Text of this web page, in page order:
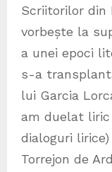
Scriitorilor din
vorbește la
a unei epoci
s-a
lui Garcia
am duelat
dialoguri
Torrejon de